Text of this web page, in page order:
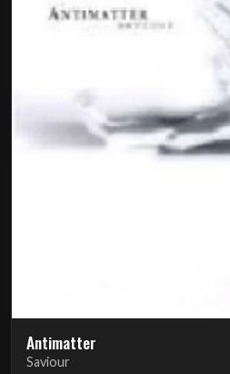
Antimatter
Saviour